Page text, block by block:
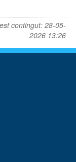
contingut: 28-05-
2026 13:26